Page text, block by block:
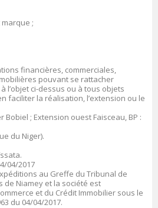
;
financières, commerciales,
pouvant se rattacher
l’objet ci-dessus ou à tous objets
faciliter la réalisation, l’extension ou le
Bobiel ; Extension ouest Faisceau, BP :
du Niger).
.
04/2017
au Greffe du Tribunal de
de Niamey et la société est
et du Crédit Immobilier sous le
du 04/04/2017.